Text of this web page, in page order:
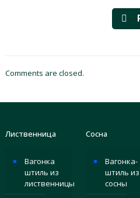
Comments are closed.
Лиственница
Вагонка
штиль из
лиственницы
Сосна
Вагонка-
штиль из
сосны